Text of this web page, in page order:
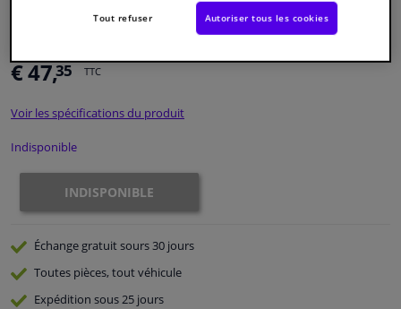
Styling & Performance
Nettoyage & protection
Atelier & outils
Promotions et réductions
Capteurs & électronique
2144738
Numéro de fabrication:33113453
€ 47,35 TTC
Voir les spécifications du produit
Indisponible
INDISPONIBLE
Échange gratuitsours 30 jours
Toutes pièces, tout véhicule
Expédition sous 25 jours
Tout refuser Autoriser tous les cookies